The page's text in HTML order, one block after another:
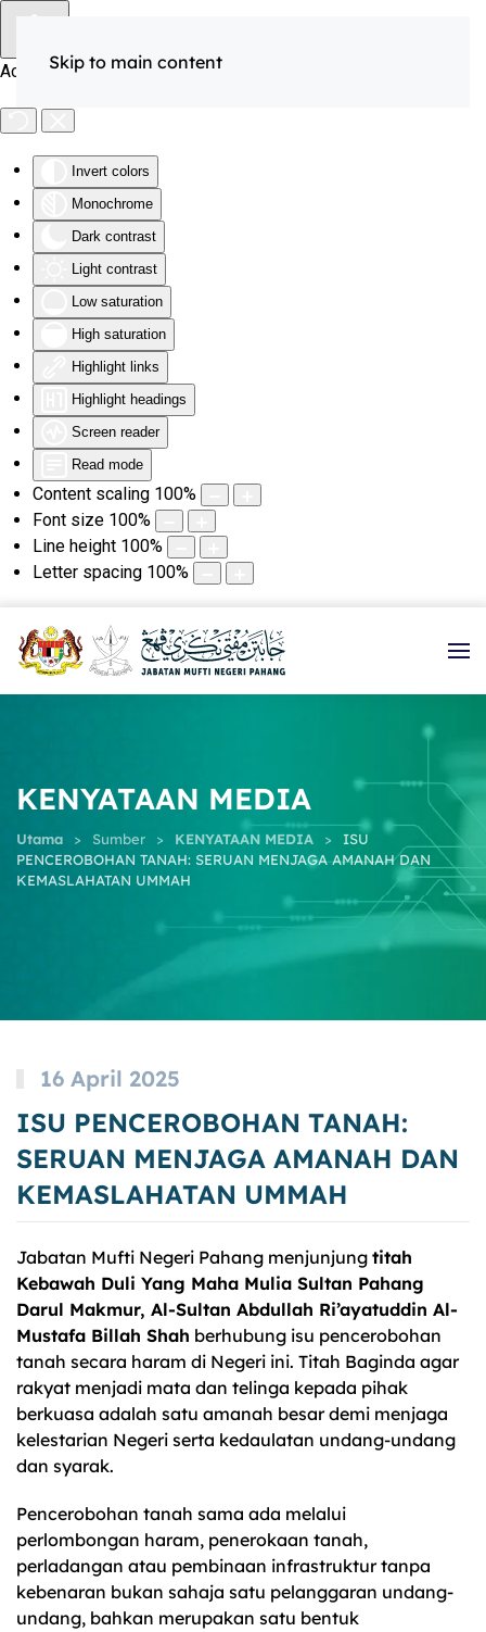
Accessibility Tools
Invert colors
Monochrome
Dark contrast
Light contrast
Low saturation
High saturation
Highlight links
Highlight headings
Screen reader
Read mode
Content scaling 100%
Font size 100%
Line height 100%
Letter spacing 100%
Skip to main content
KENYATAAN MEDIA
Utama Sumber KENYATAAN MEDIA
ISU
PENCEROBOHAN TANAH: SERUAN MENJAGA AMANAH DAN
KEMASLAHATAN UMMAH
16 April 2025
ISU PENCEROBOHAN TANAH:
SERUAN MENJAGA AMANAH DAN
KEMASLAHATAN UMMAH
Jabatan Mufti Negeri Pahang menjunjung titah
Kebawah Duli Yang Maha Mulia Sultan Pahang
Darul Makmur, Al-Sultan Abdullah Ri’ayatuddin Al-
Mustafa Billah Shah berhubung isu pencerobohan
tanah secara haram di Negeri ini. Titah Baginda agar
rakyat menjadi mata dan telinga kepada pihak
berkuasa adalah satu amanah besar demi menjaga
kelestarian Negeri serta kedaulatan undang-undang
dan syarak.
Pencerobohan tanah sama ada melalui
perlombongan haram, penerokaan tanah,
perladangan atau pembinaan infrastruktur tanpa
kebenaran bukan sahaja satu pelanggaran undang-
undang, bahkan merupakan satu bentuk